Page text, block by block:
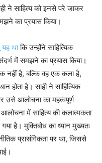
ने साहित्य को इनसे परे जाकर
का प्रयास किया।
थाकि उन्होंने साहित्यिक
में समझने का प्रयास किया।
नहीं है, बल्कि वह एक कला है,
होता है। साही ने साहित्यिक
उसे आलोचना का महत्वपूर्ण
में साहित्य की कलात्मकता
है। मुक्तिबोध का ध्यान मुख्यतः
प्रासंगिकता पर था, जिससे